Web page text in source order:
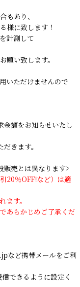
もあり、
様に致します！
計測して
願い致します。
いただけませんので
額をお知らせいたし
きます。
販売とは異なります>
20％OFF!など）は適
す。
あらかじめご了承くだ
ど携帯メールをご利
できるように設定く